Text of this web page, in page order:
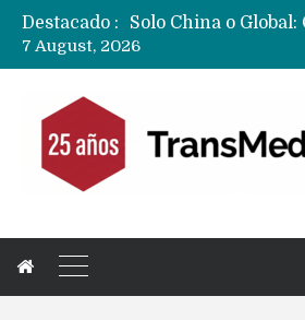
Destacado :
7 August, 2026